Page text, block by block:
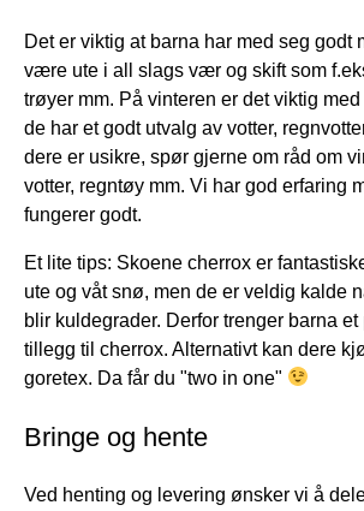
Det er viktig at barna har med seg godt
være ute i all slags vær og skift som
trøyer mm. På vinteren er det viktig
de har et godt utvalg av votter,
dere er usikre, spør gjerne om råd om
votter, regntøy mm. Vi har god erfaring
fungerer godt.
Et lite tips: Skoene cherrox er
ute og våt snø, men de er veldig kalde
blir kuldegrader. Derfor trenger barna
tillegg til cherrox. Alternativt kan dere
goretex. Da får du "two in one"
Bringe og hente
Ved henting og levering ønsker vi å